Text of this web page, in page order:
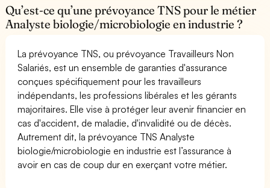
Qu’est-ce qu’une prévoyance TNS pour le métier
Analyste biologie/microbiologie en industrie ?
La prévoyance TNS, ou prévoyance Travailleurs Non
Salariés, est un ensemble de garanties d'assurance
conçues spécifiquement pour les travailleurs
indépendants, les professions libérales et les gérants
majoritaires. Elle vise à protéger leur avenir financier en
cas d'accident, de maladie, d'invalidité ou de décès.
Autrement dit, la prévoyance TNS Analyste
biologie/microbiologie en industrie est l’assurance à
avoir en cas de coup dur en exerçant votre métier.